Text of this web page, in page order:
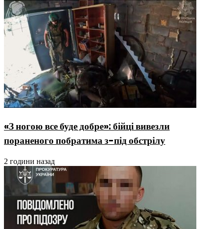
«З ногою все буде добре»: бійці вивезли
пораненого побратима з-під обстрілу
2 години назад